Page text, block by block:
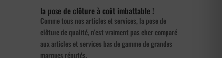
la pose de clôture à coût imbattable !
Comme tous nos articles et services, la pose de
clôture de qualité, n’est vraiment pas cher comparé
aux articles et services bas de gamme de grandes
marques réputés.